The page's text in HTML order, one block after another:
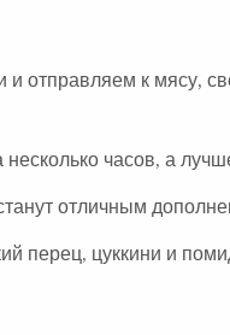
и отправляем к мясу,
часов, а
отличным
перец, цуккини и